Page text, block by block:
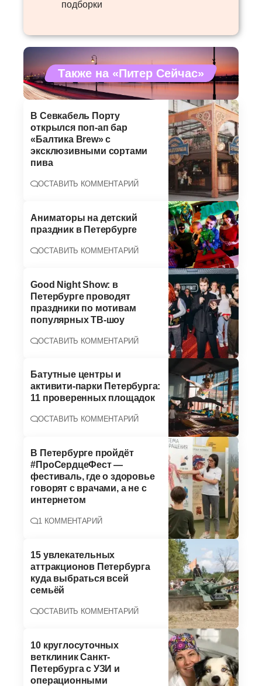
подборки
Также на «Питер Сейчас»
В Севкабель Порту
открылся поп-ап бар
«Балтика Brew» с
эксклюзивными сортами
пива
ОСТАВИТЬ КОММЕНТАРИЙ
Аниматоры на детский
праздник в Петербурге
ОСТАВИТЬ КОММЕНТАРИЙ
Good Night Show: в
Петербурге проводят
праздники по мотивам
популярных ТВ-шоу
ОСТАВИТЬ КОММЕНТАРИЙ
Батутные центры и
активити-парки Петербурга:
11 проверенных площадок
ОСТАВИТЬ КОММЕНТАРИЙ
В Петербурге пройдёт
#ПроСердцеФест —
фестиваль, где о здоровье
говорят с врачами, а не с
интернетом
1 КОММЕНТАРИЙ
15 увлекательных
аттракционов Петербурга
куда выбраться всей
семьёй
ОСТАВИТЬ КОММЕНТАРИЙ
10 круглосуточных
ветклиник Санкт-
Петербурга с УЗИ и
операционными